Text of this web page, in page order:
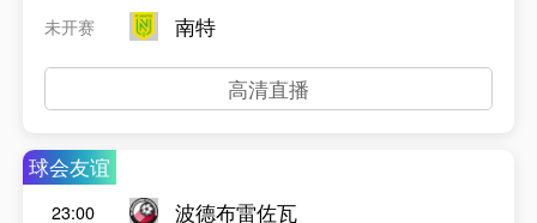
未开赛
南特
高清直播
球会友谊
23:00
波德布雷佐瓦